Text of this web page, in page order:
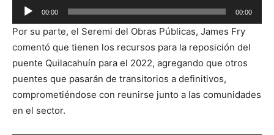
Reproductor
de
audio
00:00 00:00
Por su parte, el Seremi del Obras Públicas, James Fry
comentó que tienen los recursos para la reposición del
puente Quilacahuín para el 2022, agregando que otros
puentes que pasarán de transitorios a definitivos,
comprometiéndose con reunirse junto a las comunidades
en el sector.